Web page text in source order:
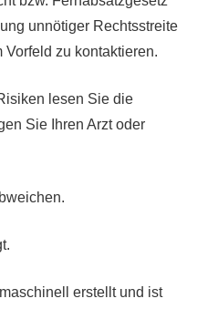
unnötiger Rechtsstreite
Vorfeld zu kontaktieren.
lesen Sie die
Sie Ihren Arzt oder
erstellt und ist